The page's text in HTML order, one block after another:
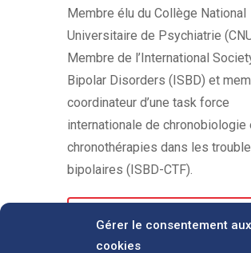
Gérer le consentement aux
cookies
Membre élu du Collège National
Universitaire de Psychiatrie
Membre de l’International
Bipolar Disorders (ISBD) et
coordinateur d’une task force
internationale de chronobiologie
chronothérapies dans les
bipolaires (ISBD-CTF).